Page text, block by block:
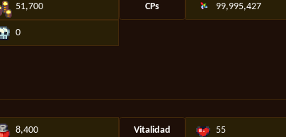
51,700 CPs 99,995,427
0
8,400 Vitalidad 55